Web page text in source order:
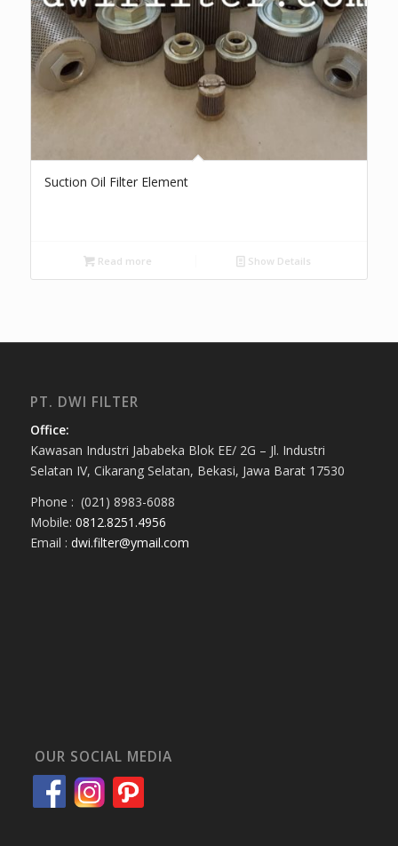
Suction Oil Filter Element
Read more Show Details
PT. DWI FILTER
Office:
Kawasan Industri Jababeka Blok EE/ 2G – Jl. Industri
Selatan IV, Cikarang Selatan, Bekasi, Jawa Barat 17530
Phone : (021) 8983-6088
Mobile: 0812.8251.4956
Email : dwi.filter@ymail.com
OUR SOCIAL MEDIA